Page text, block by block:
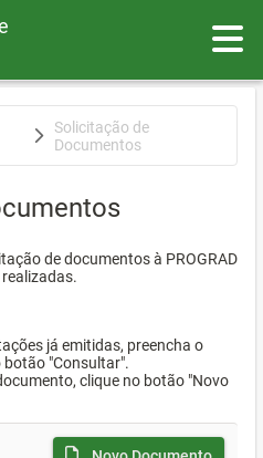
Solicitação de
Documentos
de documentos à PROGRAD
já emitidas, preencha o
botão "Consultar".
clique no botão "Novo